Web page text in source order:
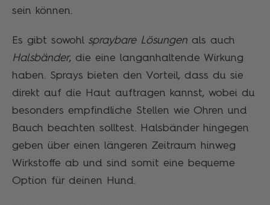
sein können.
Es gibt sowohl spraybare Lösungen als auch
Halsbänder, die eine langanhaltende Wirkung
haben. Sprays bieten den Vorteil, dass du sie
direkt auf die Haut auftragen kannst, wobei du
besonders empfindliche Stellen wie Ohren und
Bauch beachten solltest. Halsbänder hingegen
geben über einen längeren Zeitraum hinweg
Wirkstoffe ab und sind somit eine bequeme
Option für deinen Hund.